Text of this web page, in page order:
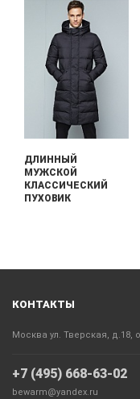
ДЛИННЫЙ
МУЖСКОЙ
КЛАССИЧЕСКИЙ
ПУХОВИК
КОНТАКТЫ
Москва ул. Тверская, д.18,
+7 (495) 668-63-02
bewarm@yandex.ru